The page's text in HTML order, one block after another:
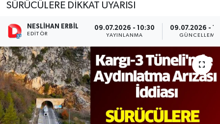
SÜRÜCÜLERE DİKKAT UYARISI
NESLIHAN ERBIL
EDITÖR
09.07.2026 - 10:30
YAYINLANMA
09.07.2026 -
GÜNCELLEME